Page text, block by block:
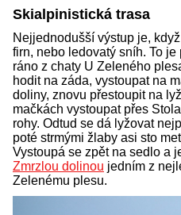
Skialpinistická trasa
Nejjednodušší výstup je,
firn, nebo ledovatý sníh. To
ráno z chaty U Zeleného
hodit na záda, vystoupat na
doliny, znovu přestoupit na
mačkách vystoupat přes
rohy. Odtud se dá lyžovat
poté strmými žlaby asi sto
Vystoupá se zpět na sedlo a
Zmrzlou dolinou jedním z
Zelenému plesu.